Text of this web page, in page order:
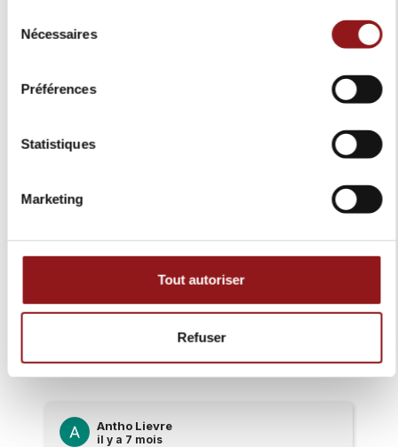
Nécessaires
Préférences
Statistiques
Marketing
Tout autoriser
Refuser
Basé sur169avis
Laisser un avis
Olivier CILIA
il y a 7 mois